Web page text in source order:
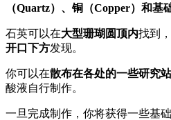
（Quartz）、铜（Copper）和基
石英可以在大型珊瑚圆顶内找到
开口下方发现。
你可以在散布在各处的一些研究
酸液自行制作。
一旦完成制作，你将获得一些基